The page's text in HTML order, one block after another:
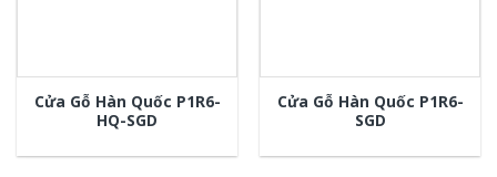
Cửa Gỗ Hàn Quốc P1R6-
HQ-SGD
Cửa Gỗ Hàn Quốc P1R6-
SGD